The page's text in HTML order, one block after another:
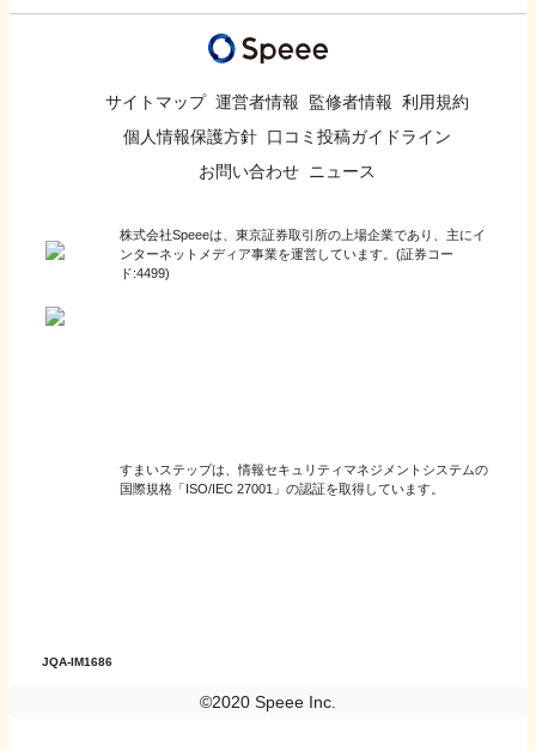
サイトマップ 運営者情報 監修者情報 利用規約
個人情報保護方針 口コミ投稿ガイドライン
お問い合わせ ニュース
株式会社Speeeは、東京証券取引所の上場企業であり、主にイ
ンターネットメディア事業を運営しています。(証券コー
ド:4499)
JQA-IM1686
すまいステップは、情報セキュリティマネジメントシステムの
国際規格「ISO/IEC 27001」の認証を取得しています。
©2020 Speee Inc.